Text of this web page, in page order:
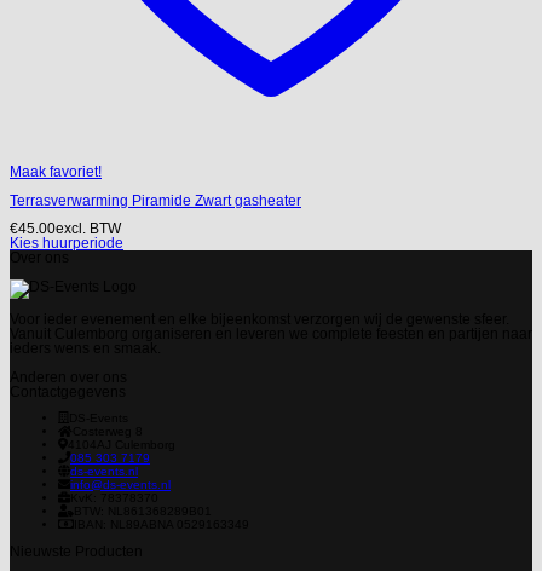
Maak favoriet!
Terrasverwarming Piramide Zwart gasheater
€45.00excl. BTW
Kies huurperiode
085 303 7179
ds-events.nl
info@ds-events.nl